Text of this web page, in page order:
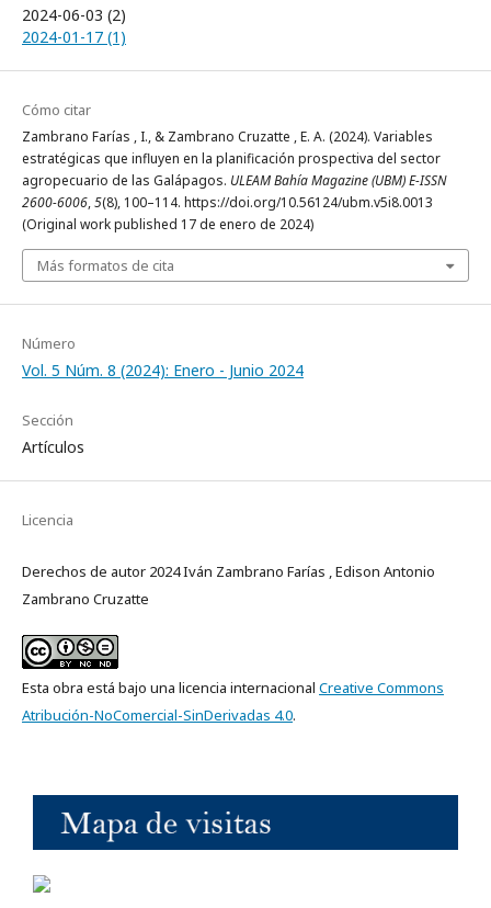
2024-06-03 (2)
2024-01-17 (1)
Cómo citar
Zambrano Farías , I., & Zambrano Cruzatte , E. A. (2024). Variables
estratégicas que influyen en la planificación prospectiva del sector
agropecuario de las Galápagos. ULEAM Bahía Magazine (UBM) E-ISSN
2600-6006,5(8), 100–114. https://doi.org/10.56124/ubm.v5i8.0013
(Original work published 17 de enero de 2024)
Más formatos de cita
Número
Vol. 5 Núm. 8 (2024): Enero - Junio 2024
Sección
Artículos
Licencia
Derechos de autor 2024 Iván Zambrano Farías , Edison Antonio
Zambrano Cruzatte
Esta obra está bajo una licencia internacional Creative Commons
Atribución-NoComercial-SinDerivadas 4.0.